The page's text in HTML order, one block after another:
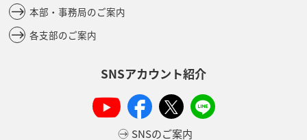
本部・事務局のご案内
各支部のご案内
SNSアカウント紹介
SNSのご案内